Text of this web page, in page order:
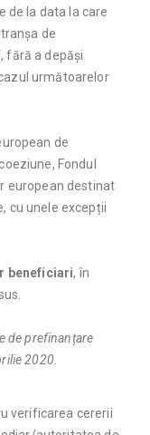
de la data la care
de
fără a depăși
următoarelor
de
Fondul
european destinat
cu unele excepții
beneficiari, în
de prefinanțare
2020.
verificarea cererii